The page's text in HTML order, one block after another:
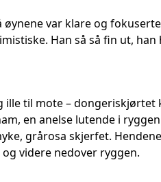
øynene var klare og
Han så så fin ut,
ille til mote –
en anelse lutende i
grårosa skjerfet.
videre nedover ryggen.